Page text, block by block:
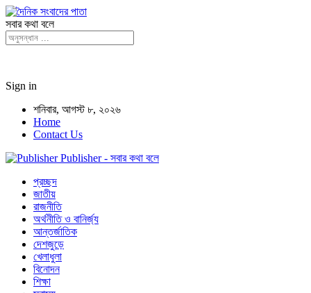
সবার কথা বলে
Sign in
শনিবার, আগস্ট ৮, ২০২৬
Home
Contact Us
Publisher - সবার কথা বলে
প্রচ্ছদ
জাতীয়
রাজনীতি
অর্থনীতি ও বানির্জ্য
আন্তর্জাতিক
দেশজুড়ে
খেলাধুলা
বিনোদন
শিক্ষা